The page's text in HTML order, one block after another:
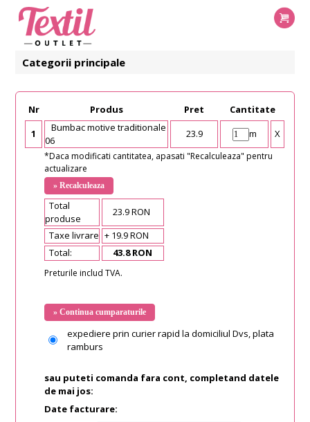
Categorii principale
Nr Produs Pret
Cantitate
1
Bumbac motive traditionale
06
23.9 m X
*Daca modificati cantitatea, apasati "Recalculeaza" pentru
actualizare
Total
produse
23.9 RON
Taxe livrare + 19.9 RON
Total:
43.8 RON
Preturile includ TVA.
expediere prin curier rapid la domiciliul Dvs, plata
ramburs
sau puteti comanda fara cont, completand datele
de mai jos:
Date facturare: